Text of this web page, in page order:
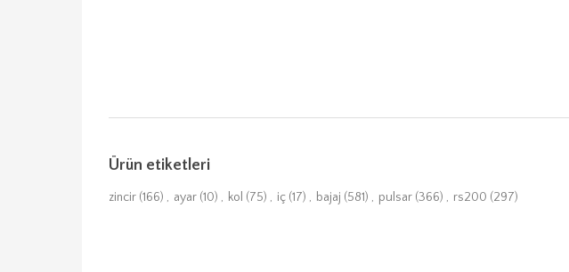
Ürün etiketleri
zincir (166) , ayar (10) , kol (75) , iç (17) , bajaj (581) , pulsar (366) , rs200 (297)